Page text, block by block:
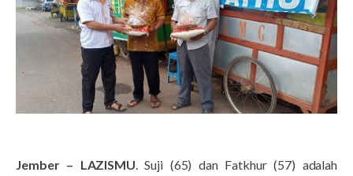
Jember – LAZISMU. Suji (65) dan Fatkhur (57) adalah